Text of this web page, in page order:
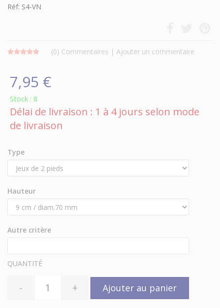
Réf: S4-VN
(0) Commentaires | Ajouter un commentaire
7,95 €
Stock : 8
Délai de livraison : 1 à 4 jours selon mode
de livraison
Type
Hauteur
Autre critère
QUANTITÉ
- + Ajouter au panier